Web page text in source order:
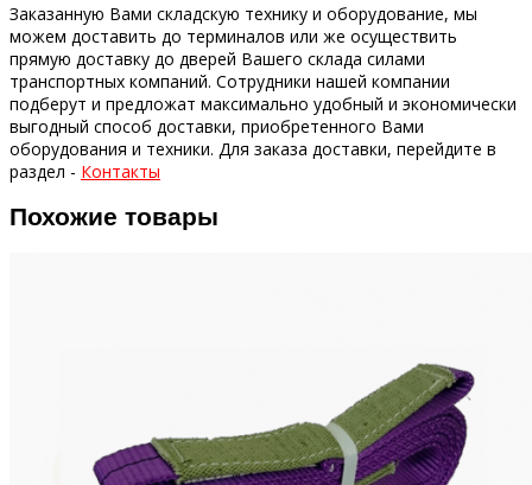
Заказанную Вами складскую технику и оборудование, мы
можем доставить до терминалов или же осуществить
прямую доставку до дверей Вашего склада силами
транспортных компаний. Сотрудники нашей компании
подберут и предложат максимально удобный и экономически
выгодный способ доставки, приобретенного Вами
оборудования и техники. Для заказа доставки, перейдите в
раздел - Контакты
Похожие товары